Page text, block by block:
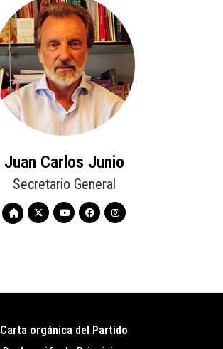
Juan Carlos Junio
Secretario General
Pie
Carta orgánica del Partido